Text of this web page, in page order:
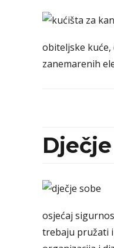
obiteljske
zanemarenih
osjećaj
trebaju pružati